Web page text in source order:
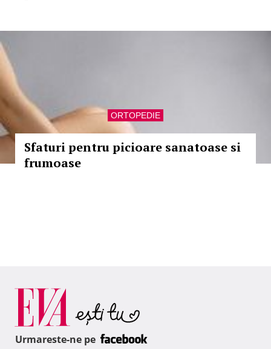
ORTOPEDIE
Sfaturi pentru picioare sanatoase si
frumoase
Urmareste-ne pe